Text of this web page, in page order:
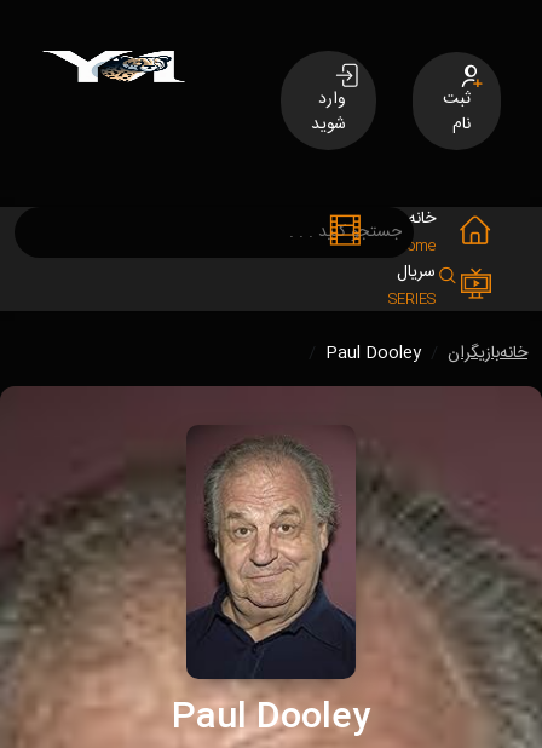
ثبت
نام
وارد
شوید
خانه
Home
سریال
SERIES
خانهبازیگران Paul Dooley
Paul Dooley